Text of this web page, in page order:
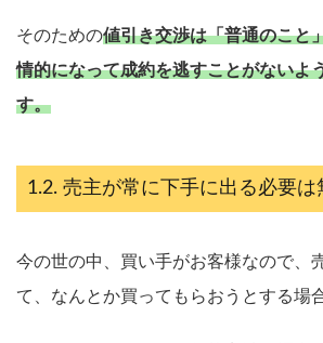
そのための値引き交渉は「普通のこと
情的になって成約を逃すことがないよ
す。
売主が常に下手に出る必要は
今の世の中、買い手がお客様なので、
て、なんとか買ってもらおうとする場